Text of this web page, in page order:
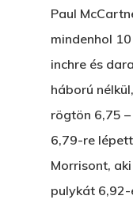
Paul
mindenhol
inchre és
háború
rögtön 6,75 –
6,79-re
Morrisont,
pulykát 6,92-